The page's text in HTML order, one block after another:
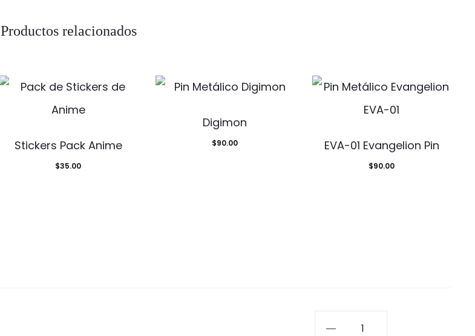
Productos relacionados
Stickers Pack Anime
$35.00
Digimon
$90.00 EVA-01 Evangelion Pin
$90.00
Danza